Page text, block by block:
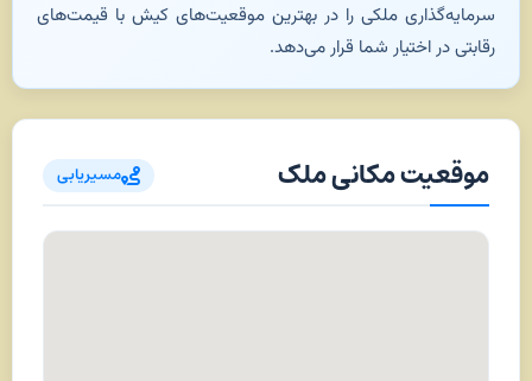
سرمایه‌گذاری ملکی را در بهترین موقعیت‌های کیش با قیمت‌های
رقابتی در اختیار شما قرار می‌دهد.
موقعیت مکانی ملک مسیریابی